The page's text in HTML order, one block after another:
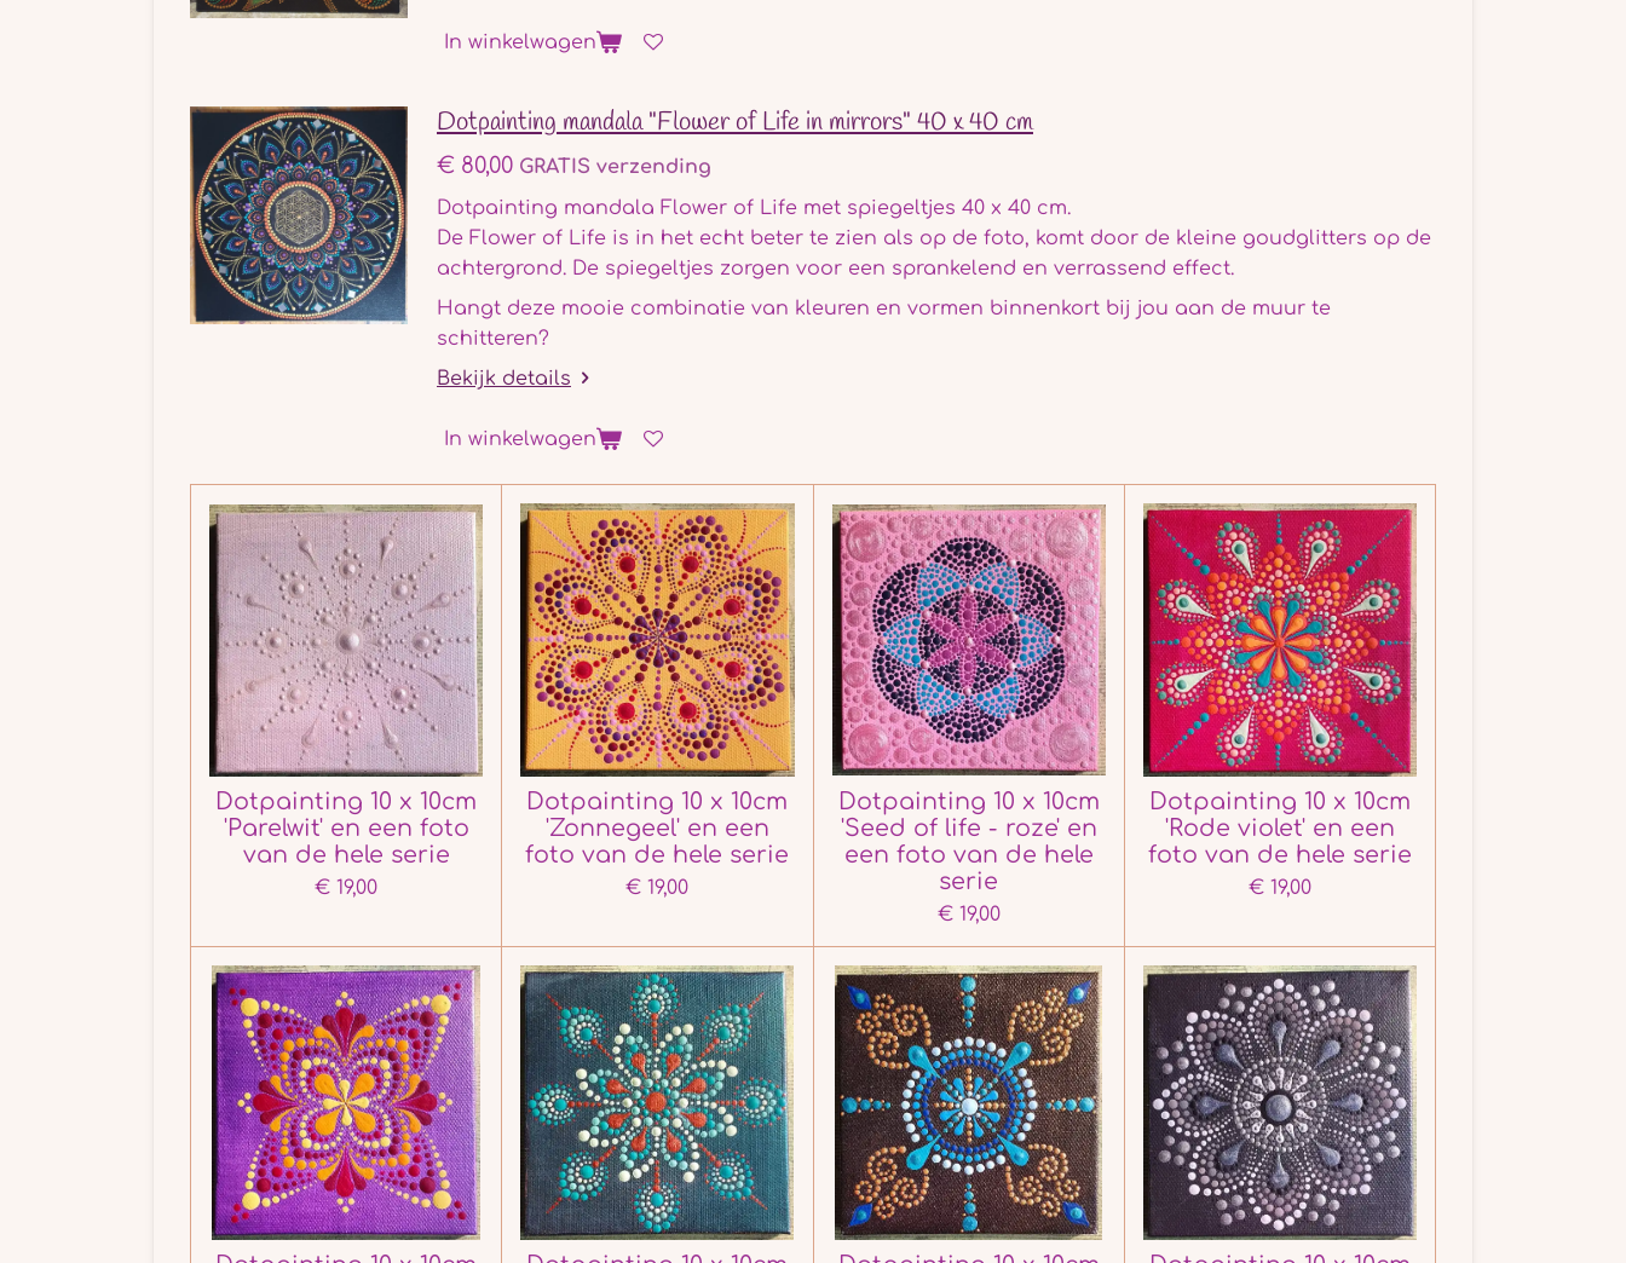
In winkelwagen
Dotpainting mandala "Flower of Life in mirrors" 40 x 40 cm
€ 80,00 GRATIS verzending
Dotpainting mandala Flower of Life met spiegeltjes 40 x 40 cm.
De Flower of Life is in het echt beter te zien als op de foto, komt door de kleine goudglitters op de
achtergrond. De spiegeltjes zorgen voor een sprankelend en verrassend effect.
Hangt deze mooie combinatie van kleuren en vormen binnenkort bij jou aan de muur te
schitteren?
Bekijk details
In winkelwagen
Dotpainting 10 x 10cm
'Parelwit' en een foto
van de hele serie
€ 19,00
Dotpainting 10 x 10cm
'Zonnegeel' en een
foto van de hele serie
€ 19,00
Dotpainting 10 x 10cm
'Seed of life - roze' en
een foto van de hele
serie
€ 19,00
Dotpainting 10 x 10cm
'Rode violet' en een
foto van de hele serie
€ 19,00